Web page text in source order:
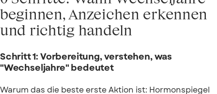
beginnen, Anzeichen erkennen
und richtig handeln
Schritt 1: Vorbereitung, verstehen, was
"Wechseljahre" bedeutet
Warum das die beste erste Aktion ist: Hormonspiegel